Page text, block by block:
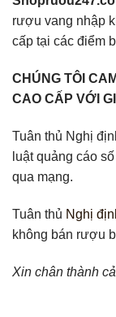
rượu vang nhập
cấp tại các điểm
CHÚNG TÔI
CAO CẤP VỚI
Tuân thủ Nghị
luật quảng cáo
qua mạng.
Tuân thủ Nghị
không bán rượu
Xin chân thành